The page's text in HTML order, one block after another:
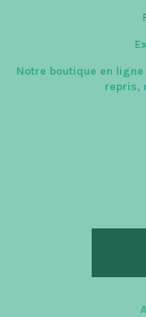
Notre boutique en
repris,
de